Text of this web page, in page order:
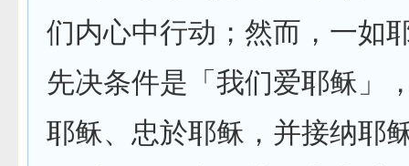
们内心中行动；然而，一如
先决条件是「我们爱耶稣」
耶稣、忠於耶稣，并接纳耶